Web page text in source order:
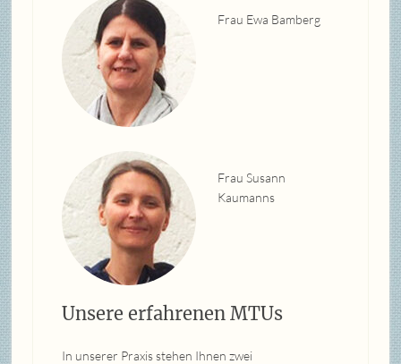
Frau Ewa Bamberg
Frau Susann
Kaumanns
Unsere erfahrenen MTUs
In unserer Praxis stehen Ihnen zwei